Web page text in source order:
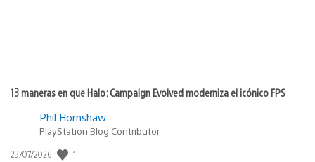
13 maneras en que Halo: Campaign Evolved moderniza el icónico FPS
Phil Hornshaw
PlayStation Blog Contributor
Fecha
23/07/2026 1